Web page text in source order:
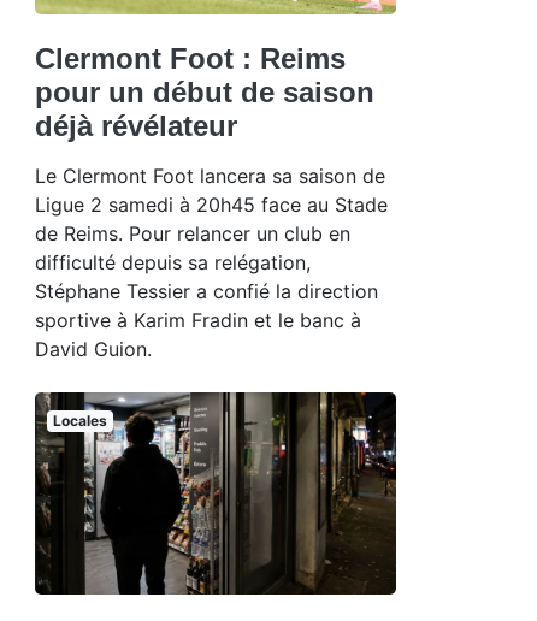
Clermont Foot : Reims
pour un début de saison
déjà révélateur
Le Clermont Foot lancera sa saison de
Ligue 2 samedi à 20h45 face au Stade
de Reims. Pour relancer un club en
difficulté depuis sa relégation,
Stéphane Tessier a confié la direction
sportive à Karim Fradin et le banc à
David Guion.
Locales